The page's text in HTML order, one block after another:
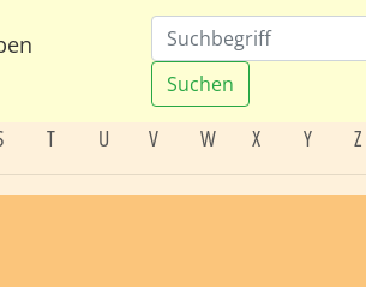
Suchen
T U V W X Y Z